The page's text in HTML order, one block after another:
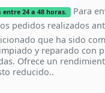
24 a 48 horas.
Para
pedidos realizados
que ha sido
y reparado con
Ofrece un
reducido..